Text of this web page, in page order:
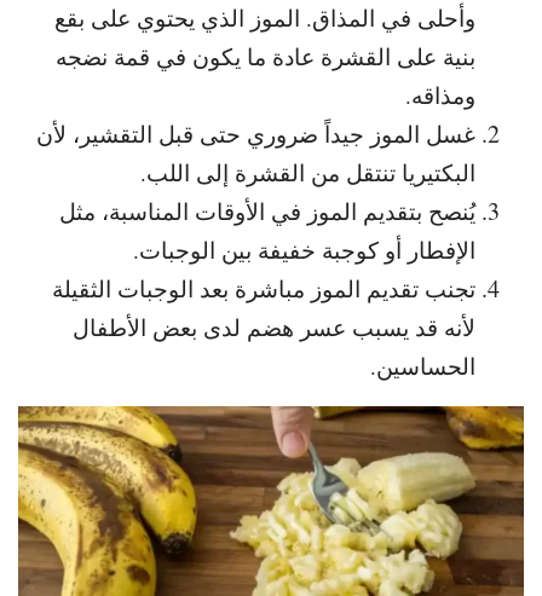
وأحلى في المذاق. الموز الذي يحتوي على بقع
بنية على القشرة عادة ما يكون في قمة نضجه
ومذاقه.
غسل الموز جيداً ضروري حتى قبل التقشير، لأن
البكتيريا تنتقل من القشرة إلى اللب.
يُنصح بتقديم الموز في الأوقات المناسبة، مثل
الإفطار أو كوجبة خفيفة بين الوجبات.
تجنب تقديم الموز مباشرة بعد الوجبات الثقيلة
لأنه قد يسبب عسر هضم لدى بعض الأطفال
الحساسين.